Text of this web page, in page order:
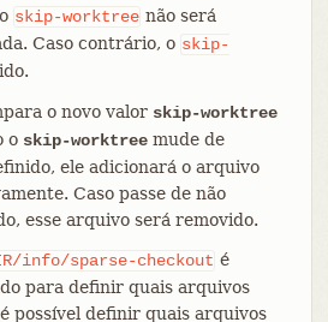
skip-worktree não será
Caso contrário, o skip-
o novo valor skip-worktree
o skip-worktreemude de
ele adicionará o arquivo
Caso passe de não
esse arquivo será removido.
info/sparse-checkout é
para definir quais arquivos
possível definir quais arquivos